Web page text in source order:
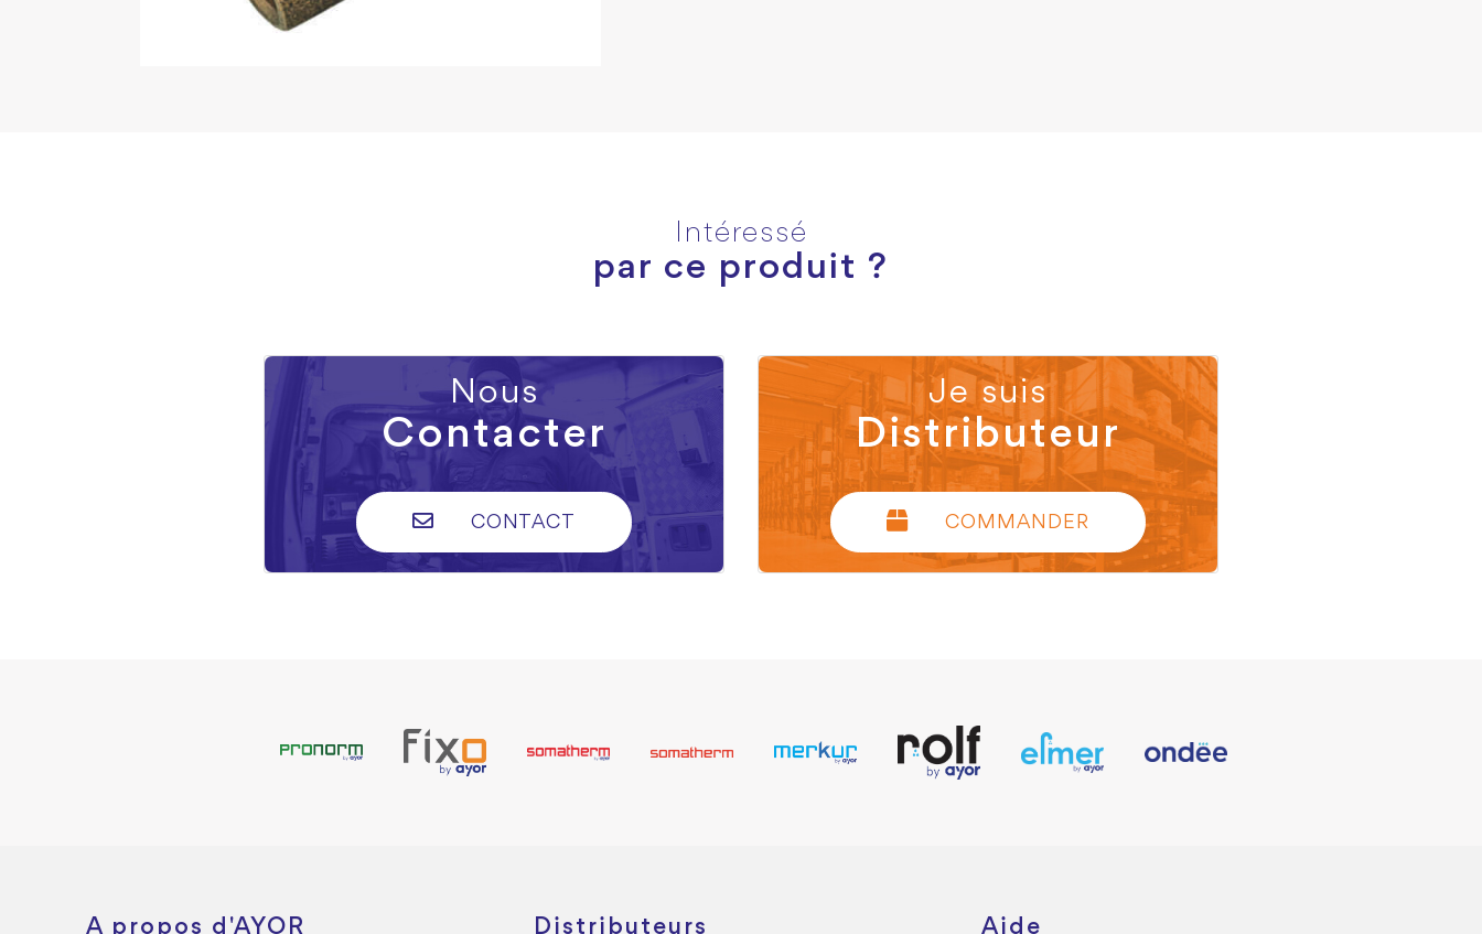
Intéressé
par ce produit ?
Nous
Contacter
CONTACT
Je suis
Distributeur
COMMANDER
A propos d'AYOR Distributeurs Aide